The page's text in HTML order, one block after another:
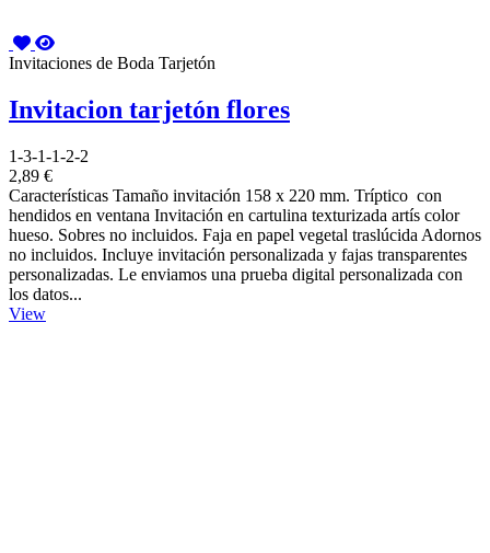
Invitaciones de Boda Tarjetón
Invitacion tarjetón flores
1-3-1-1-2-2
2,89 €
Características Tamaño invitación 158 x 220 mm. Tríptico con
hendidos en ventana Invitación en cartulina texturizada artís color
hueso. Sobres no incluidos. Faja en papel vegetal traslúcida Adornos
no incluidos. Incluye invitación personalizada y fajas transparentes
personalizadas. Le enviamos una prueba digital personalizada con
los datos...
View